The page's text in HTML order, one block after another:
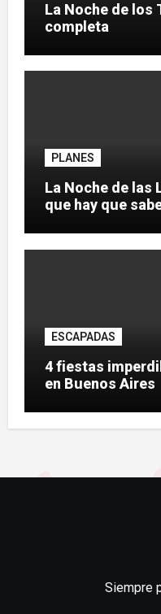
La Noche de los
completa
PLANES
La Noche de las
que hay que
ESCAPADAS
4 fiestas
en Buenos Aires
Siempre